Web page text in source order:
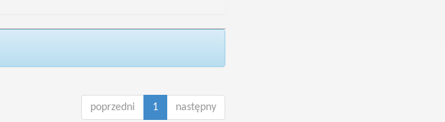
poprzedni 1 następny